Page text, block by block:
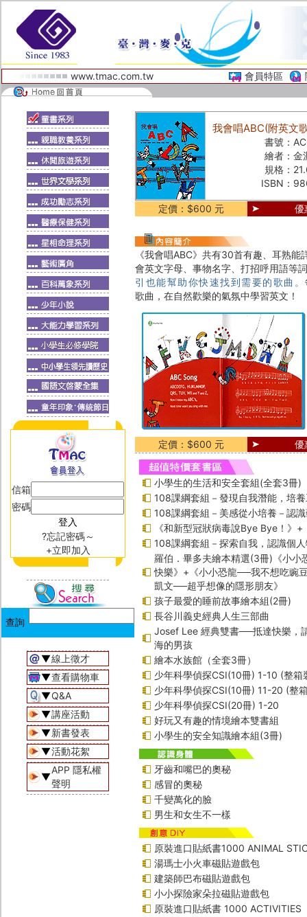
www.tmac.com.tw 會員特區
信箱
密碼
?忘記密碼～
+立即加入
▼線上徵才
▼查看購物車
▼Q&A
▼講座活動
▼新書發表
▼活動花絮
▼
APP 隱私權
聲明
我會唱ABC(附英文
書號：
繪者： 金
規格：
ISBN：
定價：$600 元 優
《我會唱ABC》共有30首有趣、耳熟
會英文字母、事物名字、打招呼用語等
引也能幫助你快速找到需要的歌曲。
歌曲，在自然歡樂的氣氛中學習英文！
定價：$600 元 優
小學生的生活和安全套組(全套3冊)
108課綱套組－發現自我潛能，培
108課綱套組－美感從小培養－認
《和新型冠狀病毒說Bye Bye！》
108課綱套組－探索自我，認識個
羅伯．畢多夫繪本精選(3冊)《小小
快樂》+《小小恐龍──我不想吃豌
凱文──超乎想像的隱形朋友》
孩子最愛的睡前故事繪本組(2冊)
長谷川義史經典人生三部曲
Josef Lee 經典雙書──抵達快樂，
海的男孩
繪本水族館（全套3冊）
少年科學偵探CSI(10冊) 1-10 (整箱
少年科學偵探CSI(10冊) 11-20 (整
少年科學偵探CSI(20冊) 1-20
好玩又有趣的情境繪本雙書組
小學生的安全知識繪本組(3冊)
牙齒和嘴巴的奧秘
感冒的奧秘
千變萬化的臉
男生和女生不一樣
原裝進口貼紙書1000 ANIMAL
湯瑪士小火車磁貼遊戲包
建築師巴布磁貼遊戲包
小小探險家朵拉磁貼遊戲包
原裝進口貼紙書 1000 ACTIVITIES